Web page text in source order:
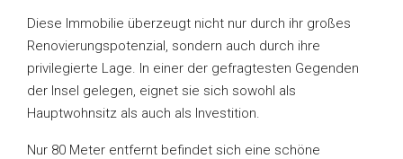
Diese Immobilie überzeugt nicht nur durch ihr großes
Renovierungspotenzial, sondern auch durch ihre
privilegierte Lage. In einer der gefragtesten Gegenden
der Insel gelegen, eignet sie sich sowohl als
Hauptwohnsitz als auch als Investition.
Nur 80 Meter entfernt befindet sich eine schöne